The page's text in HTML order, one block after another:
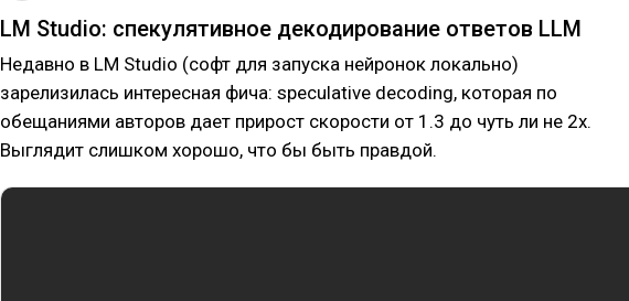
LM Studio: спекулятивное декодирование ответов LLM
Недавно в LM Studio (софт для запуска нейронок локально)
зарелизилась интересная фича: speculative decoding, которая по
обещаниями авторов дает прирост скорости от 1.3 до чуть ли не 2x.
Выглядит слишком хорошо, что бы быть правдой.